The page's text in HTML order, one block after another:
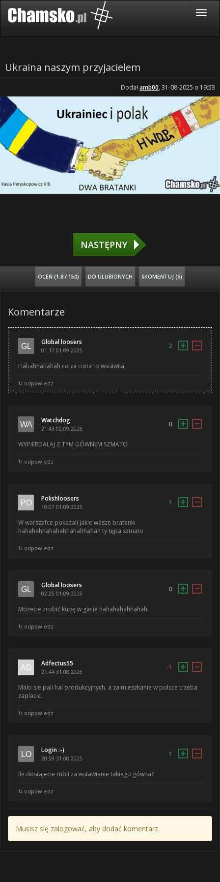
Ukraina naszym przyjacielem
Dodałamb00, 31-08-2025 o 19:53
NASTĘPNY
OCEŃ (1.8 / 150) DO ULUBIONYCH SKOMENTUJ (6)
Komentarze
Global loosers
01:17 01.09.2025
2 + −
Hahahhahahah co za ciota to wstawila
↻ odpowiedz
Watchdog
21:43 02.09.2025
0 + −
WYPIERDALAJ Z TYM GÓWNEM SZMATO
↻ odpowiedz
Polishloosers
10:07 01.09.2025
1 + −
W warszafce pokazali jakie wasze bratanki
hahahahhahahahhahahhahah ty tępa szmato
↻ odpowiedz
Global loosers
02:25 01.09.2025
0 + −
Możecie zrobić kupę w gacie hahahahahhahah
↻ odpowiedz
Adfectus55
21:44 31.08.2025
-1 + −
Malo sie pali hal produkcyjnych, a za mieszkanie w polsce trzeba
zaplacic.
↻ odpowiedz
Login :-)
20:58 31.08.2025
1 + −
Ile dostajecie rubli za wstawianie takiego gówna?
↻ odpowiedz
Musisz się zalogować, aby dodać komentarz.